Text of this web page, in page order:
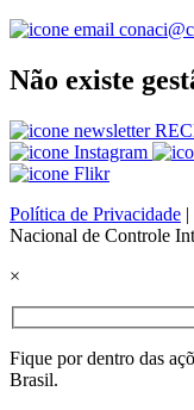
Não existe
Política de Privacidade
Nacional de Controle
×
Fique por dentro das
Brasil.